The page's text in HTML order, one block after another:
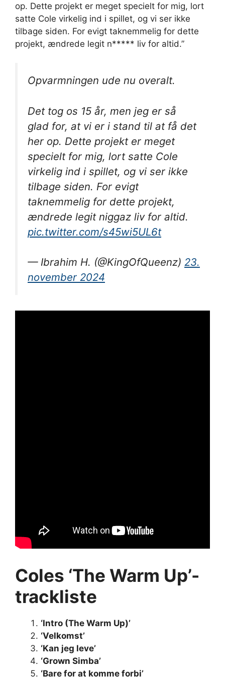
op. Dette projekt er meget specielt for mig, lort
satte Cole virkelig ind i spillet, og vi ser ikke
tilbage siden. For evigt taknemmelig for dette
projekt, ændrede legit n***** liv for altid.”
Opvarmningen ude nu overalt.
Det tog os 15 år, men jeg er så
glad for, at vi er i stand til at få det
her op. Dette projekt er meget
specielt for mig, lort satte Cole
virkelig ind i spillet, og vi ser ikke
tilbage siden. For evigt
taknemmelig for dette projekt,
ændrede legit niggaz liv for altid.
pic.twitter.com/s45wi5UL6t
— Ibrahim H. (@KingOfQueenz) 23.
november 2024
Coles ‘The Warm Up’-
trackliste
‘Intro (The Warm Up)’
‘Velkomst’
‘Kan jeg leve’
‘Grown Simba’
‘Bare for at komme forbi’